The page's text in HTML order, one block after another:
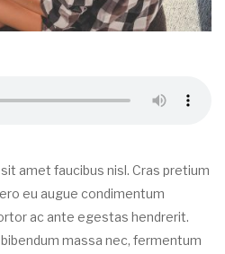
amet faucibus nisl. Cras pretium
eu augue condimentum
ac ante egestas hendrerit.
massa nec, fermentum